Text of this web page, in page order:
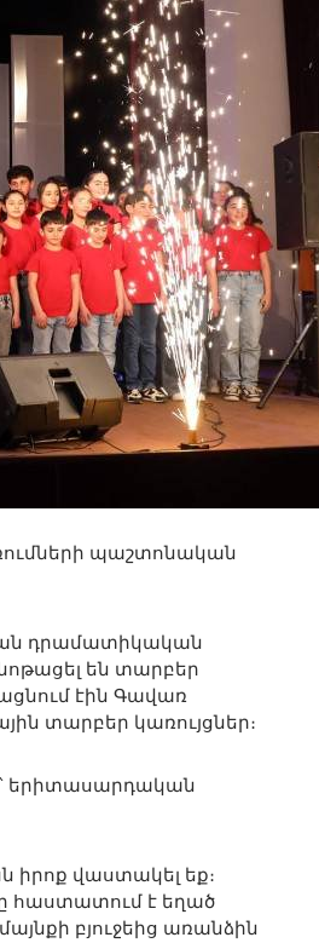
պաշտոնական
դրամատիկական
են տարբեր
էին Գավառ
տարբեր կառույցներ։
երիտասարդական
իրոք վաստակել եք։
հաստատում է եղած
բյուջեից առանձին